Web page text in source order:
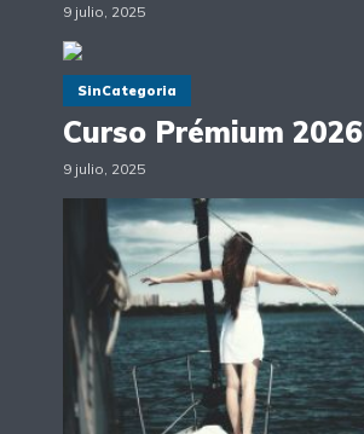
9 julio, 2025
SinCategoria
Curso Prémium 2026
9 julio, 2025